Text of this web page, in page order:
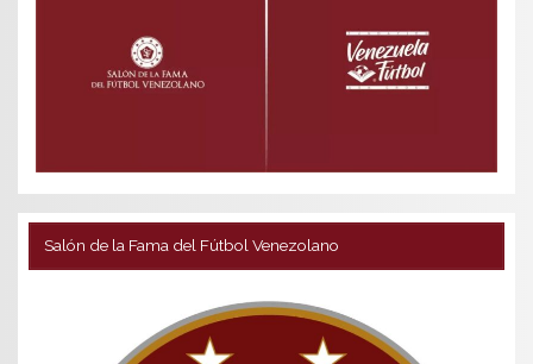
Salón de la Fama del Fútbol Venezolano